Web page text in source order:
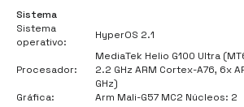
Sistema
Sistema
operativo:
HyperOS 2.1
Procesador:
MediaTek Helio G100 Ultra
2.2 GHz ARM Cortex-A76, 6x
GHz)
Gráfica:
Arm Mali-G57 MC2 Núcleos: 2